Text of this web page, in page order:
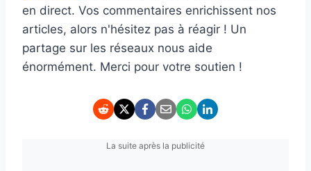
en direct. Vos commentaires enrichissent nos
articles, alors n'hésitez pas à réagir ! Un
partage sur les réseaux nous aide
énormément. Merci pour votre soutien !
La suite après la publicité